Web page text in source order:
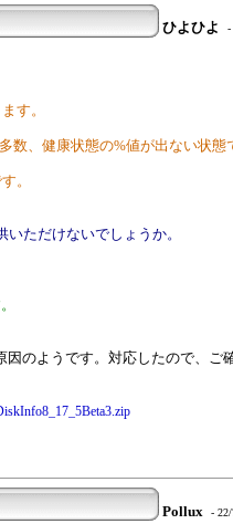
ひよひよ -
す。
数、健康状態の%値が出ない状態
。
ただけないでしょうか。
のようです。対応したので、ご
Pollux -